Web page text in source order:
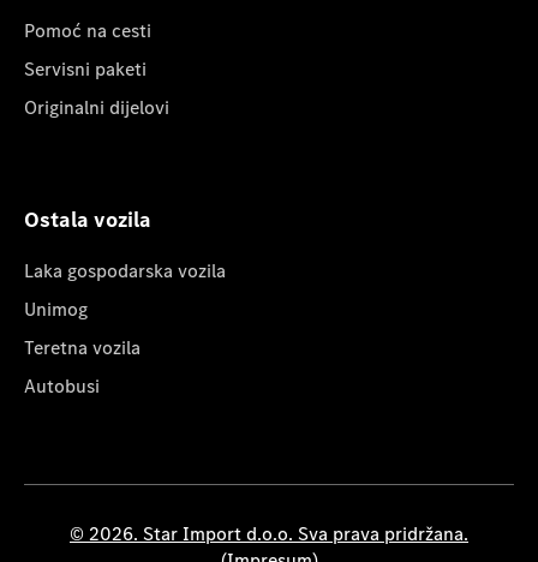
Pomoć na cesti
Servisni paketi
Originalni dijelovi
Ostala vozila
Laka gospodarska vozila
Unimog
Teretna vozila
Autobusi
© 2026. Star Import d.o.o. Sva prava pridržana.